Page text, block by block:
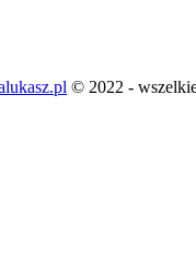
© 2022 -